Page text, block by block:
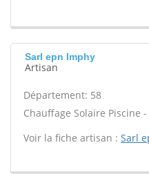
Sarl epn Imphy
Artisan
Département: 58
Chauffage Solaire Piscine -
Voir la fiche artisan : Sarl